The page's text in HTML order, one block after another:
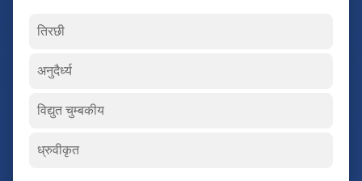
तिरछी
अनुदैर्ध्य
विद्युत चुम्बकीय
ध्रुवीकृत